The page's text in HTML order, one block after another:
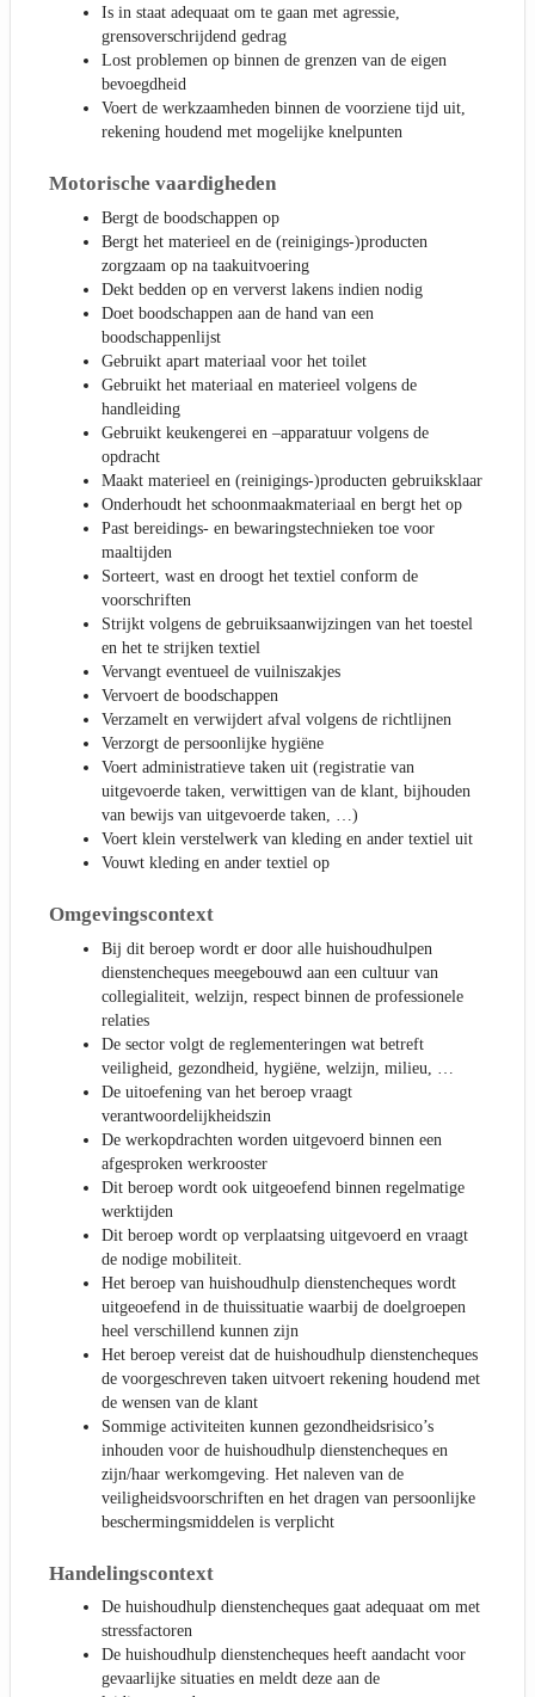
Is in staat adequaat om te gaan met agressie,
grensoverschrijdend gedrag
Lost problemen op binnen de grenzen van de eigen
bevoegdheid
Voert de werkzaamheden binnen de voorziene tijd uit,
rekening houdend met mogelijke knelpunten
Motorische vaardigheden
Bergt de boodschappen op
Bergt het materieel en de (reinigings-)producten
zorgzaam op na taakuitvoering
Dekt bedden op en ververst lakens indien nodig
Doet boodschappen aan de hand van een
boodschappenlijst
Gebruikt apart materiaal voor het toilet
Gebruikt het materiaal en materieel volgens de
handleiding
Gebruikt keukengerei en –apparatuur volgens de
opdracht
Maakt materieel en (reinigings-)producten gebruiksklaar
Onderhoudt het schoonmaakmateriaal en bergt het op
Past bereidings- en bewaringstechnieken toe voor
maaltijden
Sorteert, wast en droogt het textiel conform de
voorschriften
Strijkt volgens de gebruiksaanwijzingen van het toestel
en het te strijken textiel
Vervangt eventueel de vuilniszakjes
Vervoert de boodschappen
Verzamelt en verwijdert afval volgens de richtlijnen
Verzorgt de persoonlijke hygiëne
Voert administratieve taken uit (registratie van
uitgevoerde taken, verwittigen van de klant, bijhouden
van bewijs van uitgevoerde taken, …)
Voert klein verstelwerk van kleding en ander textiel uit
Vouwt kleding en ander textiel op
Omgevingscontext
Bij dit beroep wordt er door alle huishoudhulpen
dienstencheques meegebouwd aan een cultuur van
collegialiteit, welzijn, respect binnen de professionele
relaties
De sector volgt de reglementeringen wat betreft
veiligheid, gezondheid, hygiëne, welzijn, milieu, …
De uitoefening van het beroep vraagt
verantwoordelijkheidszin
De werkopdrachten worden uitgevoerd binnen een
afgesproken werkrooster
Dit beroep wordt ook uitgeoefend binnen regelmatige
werktijden
Dit beroep wordt op verplaatsing uitgevoerd en vraagt
de nodige mobiliteit.
Het beroep van huishoudhulp dienstencheques wordt
uitgeoefend in de thuissituatie waarbij de doelgroepen
heel verschillend kunnen zijn
Het beroep vereist dat de huishoudhulp dienstencheques
de voorgeschreven taken uitvoert rekening houdend met
de wensen van de klant
Sommige activiteiten kunnen gezondheidsrisico’s
inhouden voor de huishoudhulp dienstencheques en
zijn/haar werkomgeving. Het naleven van de
veiligheidsvoorschriften en het dragen van persoonlijke
beschermingsmiddelen is verplicht
Handelingscontext
De huishoudhulp dienstencheques gaat adequaat om met
stressfactoren
De huishoudhulp dienstencheques heeft aandacht voor
gevaarlijke situaties en meldt deze aan de